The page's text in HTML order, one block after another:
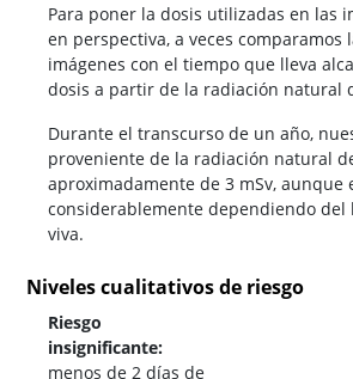
Para poner la dosis utilizadas en las
en perspectiva, a veces comparamos
imágenes con el tiempo que lleva
dosis a partir de la radiación natural
Durante el transcurso de un año,
proveniente de la radiación natural
aproximadamente de 3 mSv, aunque
considerablemente dependiendo del
viva.
Niveles cualitativos de riesgo
Riesgo
insignificante:
menos de 2 días de